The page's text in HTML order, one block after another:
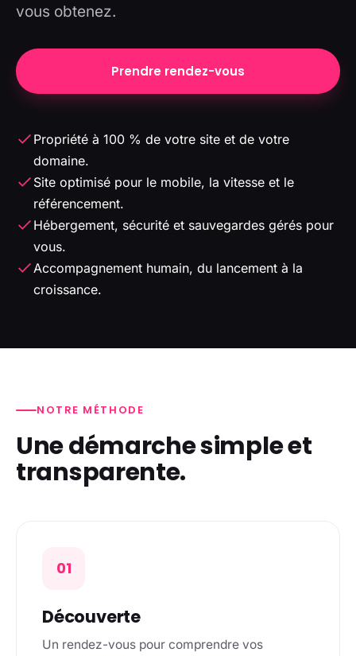
vous obtenez.
Prendre rendez-vous
Propriété à 100 % de votre site et de votre
domaine.
Site optimisé pour le mobile, la vitesse et le
référencement.
Hébergement, sécurité et sauvegardes gérés pour
vous.
Accompagnement humain, du lancement à la
croissance.
NOTRE MÉTHODE
Une démarche simple et
transparente.
01
Découverte
Un rendez-vous pour comprendre vos